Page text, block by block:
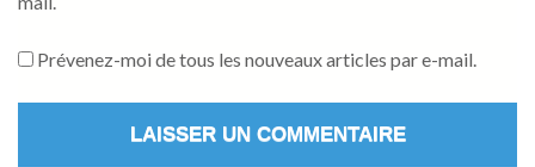
Prévenez-moi de tous les nouveaux articles par e-mail.